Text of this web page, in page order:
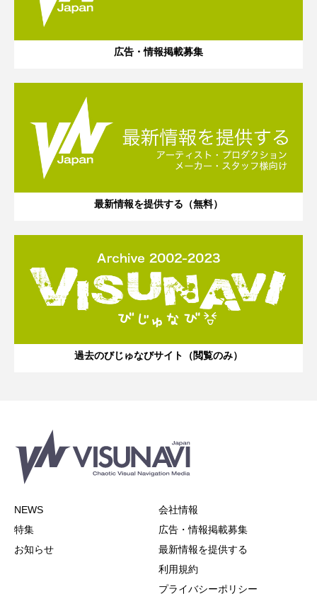
広告・情報掲載募集
最新情報を提供する（無料）
過去のびじゅなびサイト（閲覧のみ）
NEWS
特集
お知らせ
会社情報
広告・情報掲載募集
最新情報を提供する
利用規約
プライバシーポリシー